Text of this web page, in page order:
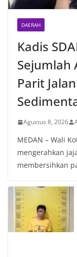
DAERAH
Kadis
Sejumlah
Parit
Agustus 8, 2026
MEDAN – Wali
mengerahkan
membersihkan